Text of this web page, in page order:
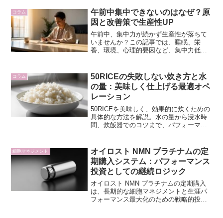
コラム
午前中集中できないのはなぜ？原
因と改善策で生産性UP
午前中、集中力が続かず生産性が落ちて
いませんか？この記事では、睡眠、栄
養、環境、心理的要因など、集中力低下
限に活用し、ハイパフォーマンスを実現
しましょう。
コラム
50RICEの失敗しない炊き方と水
の量：美味しく仕上げる最適オペ
レーション
50RICEを美味しく、効果的に炊くための
具体的な方法を解説。水の量から浸水時
間、炊飯器でのコツまで、パフォーマン
細胞マネジメント
オイロスト NMN プラチナムの定
期購入システム：パフォーマンス
投資としての継続ロジック
オイロスト NMN プラチナムの定期購入
は、長期的な細胞マネジメントと生涯パ
フォーマンス最大化のための戦略的投資